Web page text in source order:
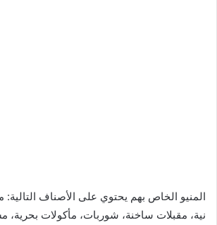
المنيو الخاص بهم يحتوي على الأصناف التالية:
نية، مقبلات ساخنة، شوربات، مأكولات بحرية،